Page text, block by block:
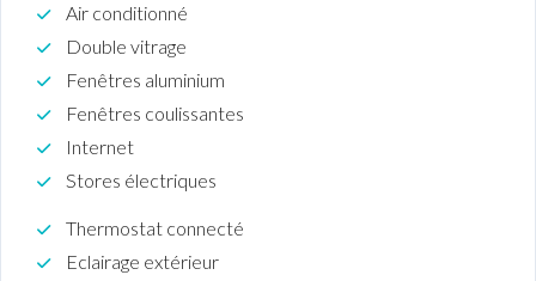
Air conditionné
Double vitrage
Fenêtres aluminium
Fenêtres coulissantes
Internet
Stores électriques
Thermostat connecté
Eclairage extérieur